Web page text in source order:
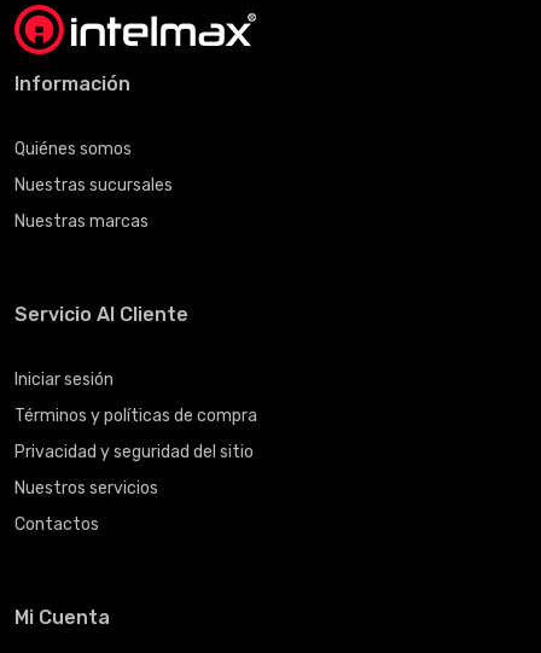
Información
Quiénes somos
Nuestras sucursales
Nuestras marcas
Servicio Al Cliente
Iniciar sesión
Términos y políticas de compra
Privacidad y seguridad del sitio
Nuestros servicios
Contactos
Mi Cuenta